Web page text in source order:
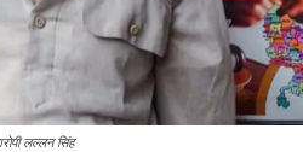
लल्लन सिंह